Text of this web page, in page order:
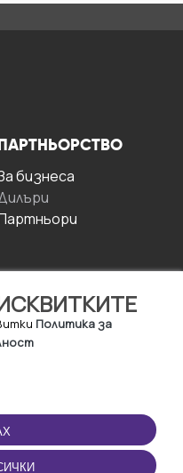
Политика за
ПАРТНЬОРСТВО
бизнесa